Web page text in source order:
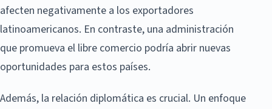
afecten negativamente a los exportadores
latinoamericanos. En contraste, una administración
que promueva el libre comercio podría abrir nuevas
oportunidades para estos países.
Además, la relación diplomática es crucial. Un enfoque